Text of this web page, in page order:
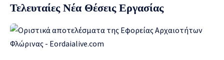
Τελευταίες Νέα Θέσεις Εργασίας